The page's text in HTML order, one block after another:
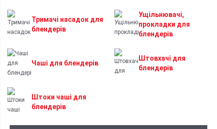
Тримачі насадок для
блендерів
Ущільнювачі,
прокладки для
блендерів
Чаші для блендерів
Штовхачі для
блендерів
Штоки чаші для
блендерів